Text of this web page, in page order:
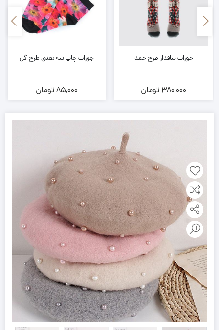
جوراب ساقدار طرح جغد
380,000 تومان
جوراب چاپ سه بعدی طرح گل
85,000تومان